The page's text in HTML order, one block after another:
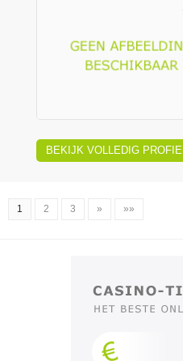
BEKIJK VOLLEDIG PROFIEL
1 2 3 » »»